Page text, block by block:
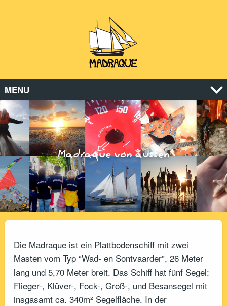
MENU
Madraque von aussen
Die Madraque ist ein Plattbodenschiff mit zwei
Masten vom Typ “Wad- en Sontvaarder”, 26 Meter
lang und 5,70 Meter breit. Das Schiff hat fünf Segel:
Flieger-, Klüver-, Fock-, Groß-, und Besansegel mit
insgasamt ca. 340m² Segelfläche. In der